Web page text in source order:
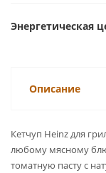
Энергетическая
Описание
Кетчуп Heinz для
любому мясному
томатную пасту с